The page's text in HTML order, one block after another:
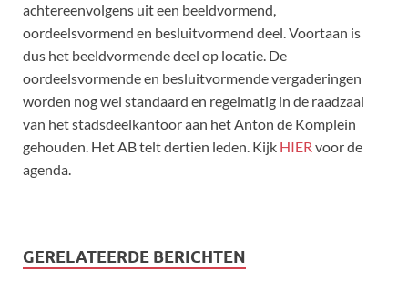
achtereenvolgens uit een beeldvormend,
oordeelsvormend en besluitvormend deel. Voortaan is
dus het beeldvormende deel op locatie. De
oordeelsvormende en besluitvormende vergaderingen
worden nog wel standaard en regelmatig in de raadzaal
van het stadsdeelkantoor aan het Anton de Komplein
gehouden. Het AB telt dertien leden. Kijk HIER voor de
agenda.
GERELATEERDE BERICHTEN